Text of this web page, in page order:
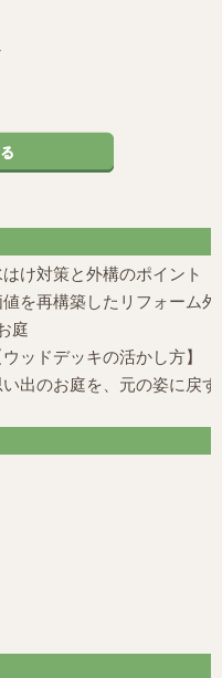
け対策と外構のポイント
値を再構築したリフォーム
庭
ッドデッキの活かし方】
出のお庭を、元の姿に戻